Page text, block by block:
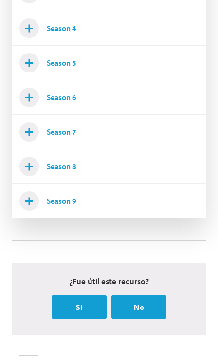
Season 4
Season 5
Season 6
Season 7
Season 8
Season 9
¿Fue útil este recurso?
Sí No